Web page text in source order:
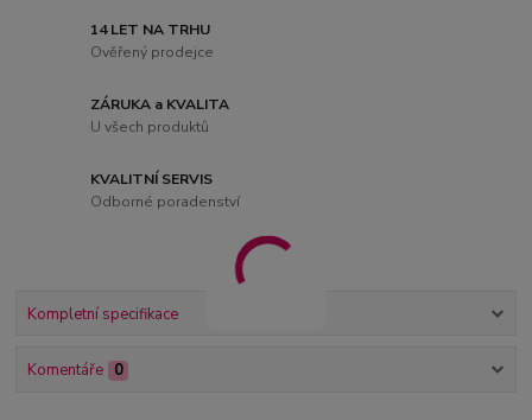
14 LET NA TRHU
Ověřený prodejce
ZÁRUKA a KVALITA
U všech produktů
KVALITNÍ SERVIS
Odborné poradenství
Kompletní specifikace
Komentáře 0